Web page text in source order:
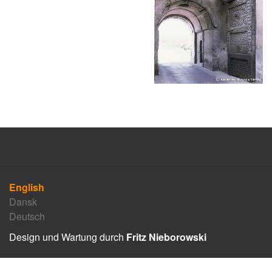
English
Dansk
Deutsch
Design und Wartung durch Fritz Nieborowski